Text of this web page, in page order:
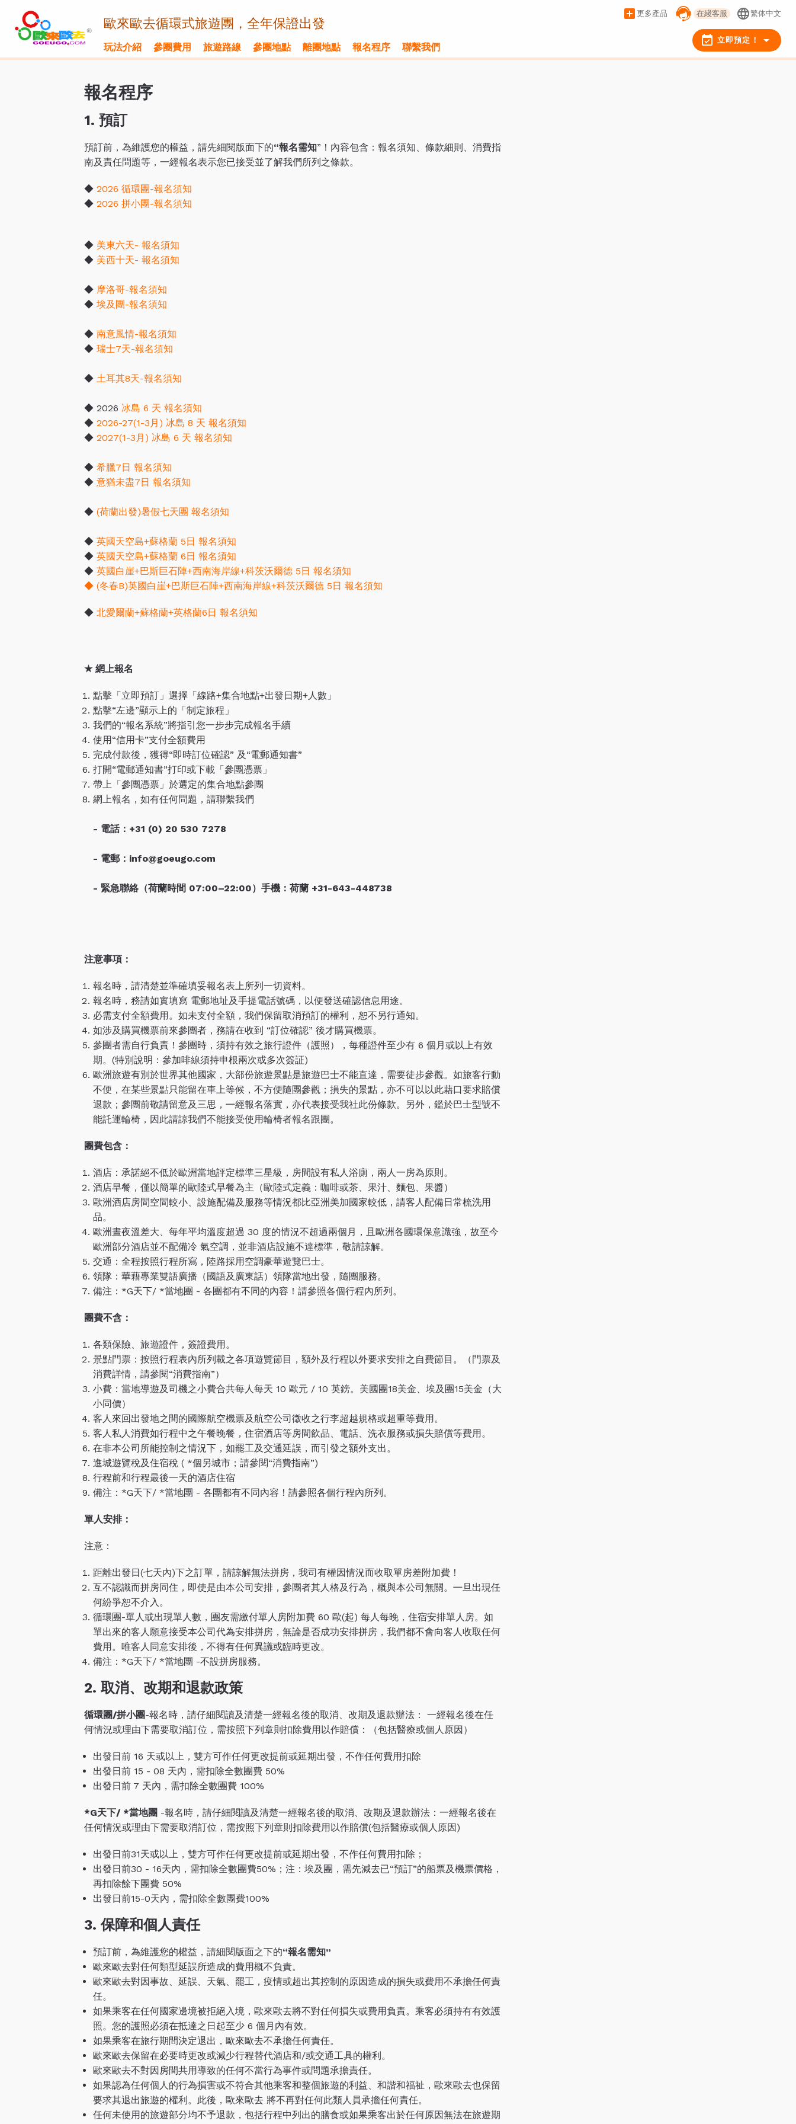
歐來歐去循環式旅遊團，全年保證出發
玩法介紹 參團費用 旅遊路線 參團地點 離團地點 報名程序 聯繫我們
add_box 更多產品 在綫客服 language繁体中文
event_available 立即預定！ arrow_drop_down
報名程序
1. 預訂
預訂前，為維護您的權益，請先細閱版面下的“報名需知”！內容包含：報名須知、條款細則、消費指
南及責任問題等，一經報名表示您已接受並了解我們所列之條款。
◆ 2026 循環團-報名須知
◆ 2026 拼小團-報名須知
◆ 美東六天- 報名須知
◆ 美西十天- 報名須知
◆ 摩洛哥-報名須知
◆ 埃及團-報名須知
◆ 南意風情-報名須知
◆ 瑞士7天-報名須知
◆ 土耳其8天-報名須知
◆ 2026 冰島 6 天 報名須知
◆ 2026-27(1-3月) 冰島 8 天 報名須知
◆ 2027(1-3月) 冰島 6 天 報名須知
◆ 希臘7日 報名須知
◆ 意猶未盡7日 報名須知
◆ (荷蘭出發)暑假七天團 報名須知
◆ 英國天空島+蘇格蘭 5日 報名須知
◆ 英國天空島+蘇格蘭 6日 報名須知
◆ 英國白崖+巴斯巨石陣+西南海岸線+科茨沃爾德 5日 報名須知
◆ (冬春B)英國白崖+巴斯巨石陣+西南海岸線+科茨沃爾德 5日 報名須知
◆ 北愛爾蘭+蘇格蘭+英格蘭6日 報名須知
★ 網上報名
點擊「立即預訂」選擇「線路+集合地點+出發日期+人數」
點擊“左邊”顯示上的「制定旅程」
我們的“報名系統”將指引您一步步完成報名手續
使用“信用卡”支付全額費用
完成付款後，獲得“即時訂位確認” 及“電郵通知書”
打開“電郵通知書”打印或下載「參團憑票」
帶上「參團憑票」於選定的集合地點參團
網上報名，如有任何問題，請聯繫我們
- 電話：+31 (0) 20 530 7278
- 電郵： info@goeugo.com
- 緊急聯絡（荷蘭時間 07:00–22:00）手機： 荷蘭 +31-643-448738
注意事項：
報名時，請清楚並準確填妥報名表上所列一切資料。
報名時，務請如實填寫 電郵地址及手提電話號碼，以便發送確認信息用途。
必需支付全額費用。如未支付全額，我們保留取消預訂的權利，恕不另行通知。
如涉及購買機票前來參團者，務請在收到 “訂位確認” 後才購買機票。
參團者需自行負責！參團時，須持有效之旅行證件（護照），每種證件至少有 6 個月或以上有效
期。(特別說明：參加啡線須持申根兩次或多次簽証)
歐洲旅遊有別於世界其他國家，大部份旅遊景點是旅遊巴士不能直達，需要徒步參觀。如旅客行動
不便，在某些景點只能留在車上等候，不方便隨團參觀；損失的景點，亦不可以以此藉口要求賠償
退款；參團前敬請留意及三思，㇐經報名落實，亦代表接受我社此份條款。另外，鑑於巴士型號不
能託運輪椅，因此請諒我們不能接受使用輪椅者報名跟團。
團費包含：
酒店：承諾絕不低於歐洲當地評定標準三星級，房間設有私人浴廁，兩人一房為原則。
酒店早餐，僅以簡單的歐陸式早餐為主（歐陸式定義：咖啡或茶、果汁、麵包、果醬）
歐洲酒店房間空間較小、設施配備及服務等情況都比亞洲美加國家較低，請客人配備日常梳洗用
品。
歐洲晝夜溫差大、每年平均溫度超過 30 度的情況不超過兩個月，且歐洲各國環保意識強，故至今
歐洲部分酒店並不配備冷 氣空調，並非酒店設施不達標準，敬請諒解。
交通：全程按照行程所寫，陸路採用空調豪華遊覽巴士。
領隊：華藉專業雙語廣播（國語及廣東話）領隊當地出發，隨團服務。
備注：*G天下/ *當地團 - 各團都有不同的內容！請參照各個行程內所列。
團費不含：
各類保險、旅遊證件，簽證費用。
景點門票：按照行程表內所列載之各項遊覽節目，額外及行程以外要求安排之自費節目。（門票及
消費詳情，請參閱“消費指南”）
小費：當地導遊及司機之小費合共每人每天 10 歐元 / 10 英鎊。美國團18美金、埃及團15美金（大
小同價）
客人來回出發地之間的國際航空機票及航空公司徵收之行李超越規格或超重等費用。
客人私人消費如行程中之午餐晚餐，住宿酒店等房間飲品、電話、洗衣服務或損失賠償等費用。
在非本公司所能控制之情況下，如罷工及交通延誤，而引發之額外支出。
進城遊覽稅及住宿稅 ( *個另城市；請參閱“消費指南”)
行程前和行程最後一天的酒店住宿
備注：*G天下/ *當地團 - 各團都有不同內容！請參照各個行程內所列。
單人安排：
注意：
距離出發日(七天內)下之訂單，請諒解無法拼房，我司有權因情況而收取單房差附加費！
互不認識而拼房同住，即使是由本公司安排，參團者其人格及行為，概與本公司無關。㇐旦出現任
何紛爭恕不介入。
循環團-單人或出現單人數，團友需繳付單人房附加費 60 歐(起) 每人每晚，住宿安排單人房。如
單出來的客人願意接受本公司代為安排拼房，無論是否成功安排拼房，我們都不會向客人收取任何
費用。唯客人同意安排後，不得有任何異議或臨時更改。
備注：*G天下/ *當地團 -不設拼房服務。
2. 取消、改期和退款政策
循環團/拼小團-報名時，請仔細閱讀及清楚一經報名後的取消、改期及退款辦法： 一經報名後在任
何情況或理由下需要取消訂位，需按照下列章則扣除費用以作賠償：（包括醫療或個人原因）
出發日前 16 天或以上，雙方可作任何更改提前或延期出發，不作任何費用扣除
出發日前 15 - 08 天內，需扣除全數團費 50%
出發日前 7 天內，需扣除全數團費 100%
*G天下/ *當地團 -報名時，請仔細閱讀及清楚一經報名後的取消、改期及退款辦法：一經報名後在
任何情況或理由下需要取消訂位，需按照下列章則扣除費用以作賠償(包括醫療或個人原因)
出發日前31天或以上，雙方可作任何更改提前或延期出發，不作任何費用扣除；
出發日前30 - 16天內，需扣除全數團費50%；注：埃及團，需先減去已“預訂”的船票及機票價格，
再扣除餘下團費 50%
出發日前15-0天內，需扣除全數團費100%
3.保障和個人責任
預訂前，為維護您的權益，請細閱版面之下的“報名需知”
歐來歐去對任何類型延誤所造成的費用概不負責。
歐來歐去對因事故、延誤、天氣、罷工，疫情或超出其控制的原因造成的損失或費用不承擔任何責
任。
如果乘客在任何國家邊境被拒絕入境，歐來歐去將不對任何損失或費用負責。乘客必須持有有效護
照。您的護照必須在抵達之日起至少 6 個月內有效。
如果乘客在旅行期間決定退出，歐來歐去不承擔任何責任。
歐來歐去保留在必要時更改或減少行程替代酒店和/或交通工具的權利。
歐來歐去不對因房間共用導致的任何不當行為事件或問題承擔責任。
如果認為任何個人的行為損害或不符合其他乘客和整個旅遊的利益、和諧和福祉，歐來歐去也保留
要求其退出旅遊的權利。此後，歐來歐去 將不再對任何此類人員承擔任何責任。
任何未使用的旅遊部分均不予退款，包括行程中列出的膳食或如果乘客出於任何原因無法在旅遊期